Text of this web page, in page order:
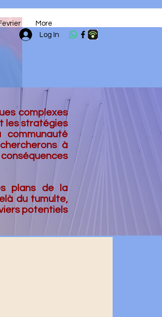
More
Log In
complexes
les stratégies
à
plans de la
du tumulte,
potentiels